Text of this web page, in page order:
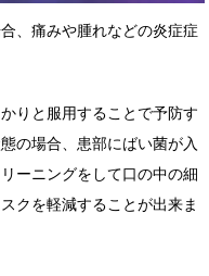
、痛みや腫れなどの炎症症
りと服用することで予防す
の場合、患部にばい菌が入
ーニングをして口の中の細
クを軽減することが出来ま